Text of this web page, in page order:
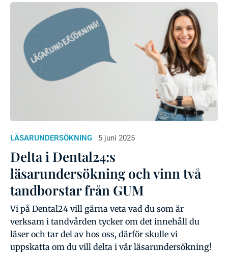
LÄSARUNDERSÖKNING 5 juni 2025
Delta i Dental24:s
läsarundersökning och vinn två
tandborstar från GUM
Vi på Dental24 vill gärna veta vad du som är
verksam i tandvården tycker om det innehåll du
läser och tar del av hos oss, därför skulle vi
uppskatta om du vill delta i vår läsarundersökning!